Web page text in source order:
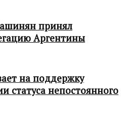
принял
Аргентины
на поддержку
статуса непостоянного